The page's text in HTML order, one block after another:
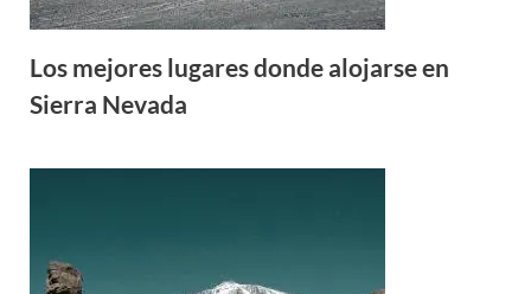
Los mejores lugares donde alojarse en
Sierra Nevada